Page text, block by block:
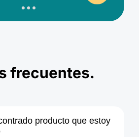
frecuentes.
producto que estoy